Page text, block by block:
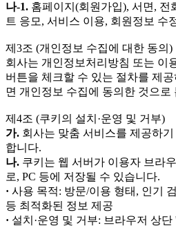
나-1. 홈페이지(회원가입), 서면, 전
트 응모, 서비스 이용, 회원정보 수
제3조 (개인정보 수집에 대한 동의)
회사는 개인정보처리방침 또는 이
버튼을 체크할 수 있는 절차를 제
면 개인정보 수집에 동의한 것으로
제4조 (쿠키의 설치·운영 및 거부)
가. 회사는 맞춤 서비스를 제공하
합니다.
나. 쿠키는 웹 서버가 이용자 브라
로, PC 등에 저장될 수 있습니다.
· 사용 목적: 방문/이용 형태, 인기
등 최적화된 정보 제공
· 설치·운영 및 거부: 브라우저 상